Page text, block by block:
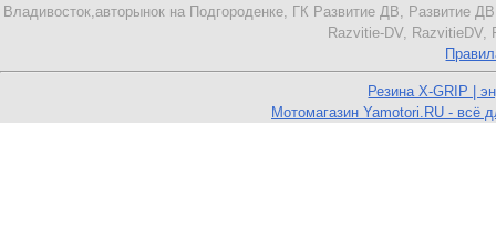
Владивосток,авторынок на Подгороденке, ГК Развитие ДВ,
Razvitie-DV, RazvitieDV,
Резина X-GRIP |
Мотомагазин Yamotori.RU - всё